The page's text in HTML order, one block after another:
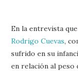
En la entrevista
Rodrigo Cuevas,
sufrido en su
en relación al peso